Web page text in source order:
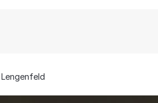
Lengenfeld